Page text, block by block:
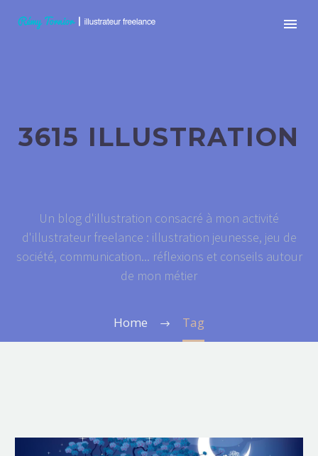
3615 ILLUSTRATION
Un blog d'illustration consacré à mon activité
d'illustrateur freelance : illustration jeunesse, jeu de
société, communication... réflexions et conseils autour
de mon métier
Home Tag